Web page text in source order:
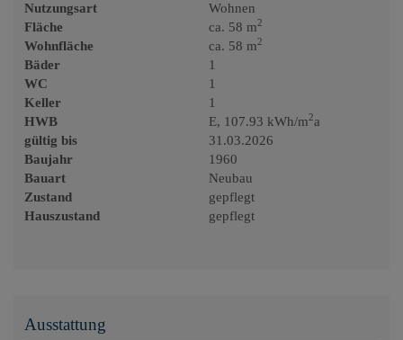
Nutzungsart
Wohnen
Fläche
ca. 58 m2
Wohnfläche ca. 58 m2
Bäder
1
WC
1
Keller
1
HWB
E, 107.93 kWh/m2a
gültig bis
31.03.2026
Baujahr
1960
Bauart
Neubau
Zustand
gepflegt
Hauszustand
gepflegt
Ausstattung